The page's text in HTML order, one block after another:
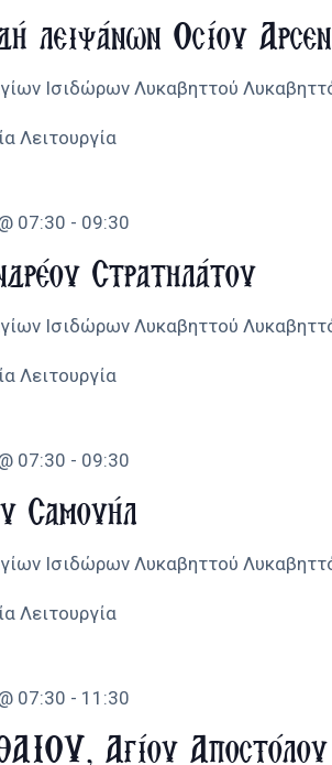
λειψάνων Οσίου
Ισιδώρων Λυκαβηττού
Λειτουργία
Στρατηλάτου
07:30 - 09:30
Ισιδώρων Λυκαβηττού
Λειτουργία
Σαμουήλ
07:30 - 09:30
Ισιδώρων Λυκαβηττού
Λειτουργία
Αγίου Αποστόλου
07:30 - 11:30